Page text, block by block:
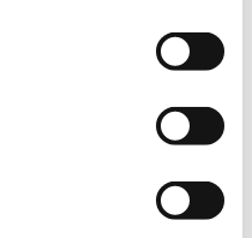
、誰にも同じ精神構造
克己の日々を過ごし
ながら、「悔しかっ
奮起を促すや切であ
過ごすか、意義あるも
人生の大事」とは何